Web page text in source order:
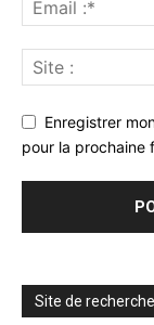
Enregistrer
pour la prochaine
Site de recherche